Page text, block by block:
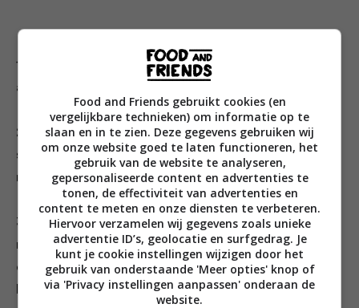
1. Voor de salsa: meng de komkommer, tomaat, ui en
azijn plus zout en peper.
2. Kruid het gehakt met zout en peper, vorm er 4
schijven van, dek af met vershoudfolieen laat ze in 20
minuten stevig worden in de koelkast.
3. Zet een grillpan op hoog vuur en gril de schijven 4–5
minuten per kant. Rooster de laatste 2 minuten
de plakjes halloumi en de broodjes (met de gesneden
kant naar beneden) mee.
Food and Friends gebruikt cookies (en
vergelijkbare technieken) om informatie op te
slaan en in te zien. Deze gegevens gebruiken wij
om onze website goed te laten functioneren, het
gebruik van de website te analyseren,
gepersonaliseerde content en advertenties te
tonen, de effectiviteit van advertenties en
content te meten en onze diensten te verbeteren.
Hiervoor verzamelen wij gegevens zoals unieke
advertentie ID’s, geolocatie en surfgedrag. Je
kunt je cookie instellingen wijzigen door het
gebruik van onderstaande 'Meer opties' knop of
via 'Privacy instellingen aanpassen' onderaan de
website.